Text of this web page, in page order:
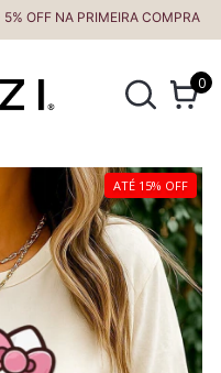
NA PRIMEIRA COMPRA
0
ATÉ 15% OFF